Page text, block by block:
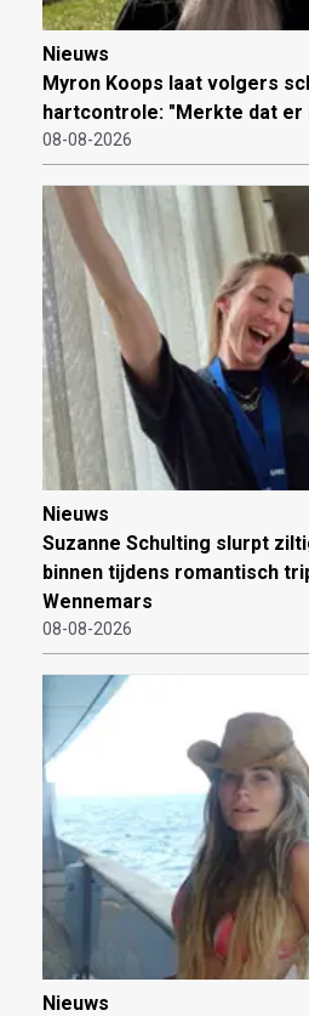
Nieuws
Myron Koops laat volgers
hartcontrole: "Merkte dat er
08-08-2026
Nieuws
Suzanne Schulting slurpt
binnen tijdens romantisch
Wennemars
08-08-2026
Nieuws